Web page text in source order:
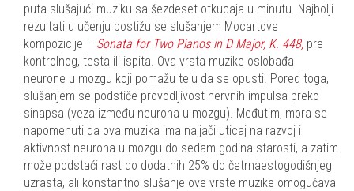
puta slušajući muziku sa šezdeset otkucaja u minutu. Najbolji
rezultati u učenju postižu se slušanjem Mocartove
kompozicije – Sonata for Two Pianos in D Major, K. 448, pre
kontrolnog, testa ili ispita. Ova vrsta muzike oslobađa
neurone u mozgu koji pomažu telu da se opusti. Pored toga,
slušanjem se podstiče provodljivost nervnih impulsa preko
sinapsa (veza između neurona u mozgu). Međutim, mora se
napomenuti da ova muzika ima najjači uticaj na razvoj i
aktivnost neurona u mozgu do sedam godina starosti, a zatim
može podstaći rast do dodatnih 25% do četrnaestogodišnjeg
uzrasta, ali konstantno slušanje ove vrste muzike omogućava